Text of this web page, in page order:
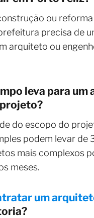
ou
precisa de
arquiteto ou
leva para um
do escopo do
podem levar de
mais complexos
meses.
um